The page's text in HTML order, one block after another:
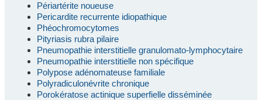
Périartérite noueuse
Pericardite recurrente idiopathique
Phéochromocytomes
Pityriasis rubra pilaire
Pneumopathie interstitielle granulomato-lymphocytaire
Pneumopathie interstitielle non spécifique
Polypose adénomateuse familiale
Polyradiculonévrite chronique
Porokératose actinique superfielle disséminée